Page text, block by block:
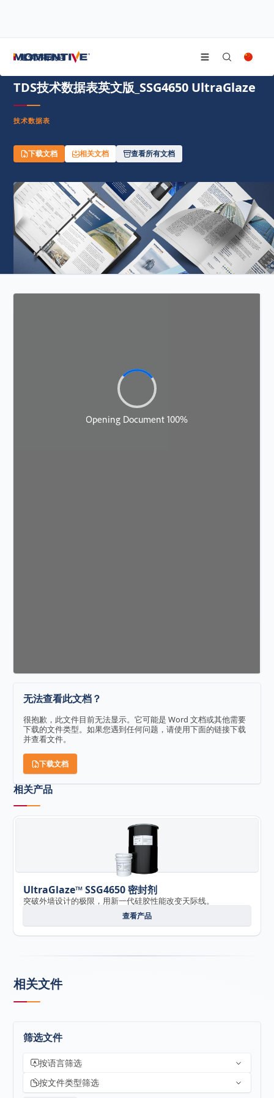
建筑用有机硅
文件中心
TDS技术数据表英文版_SSG4650 UltraGlaze
技术数据表
下载文档 相关文档 查看所有文档
无法查看此文档？
很抱歉，此文件目前无法显示。它可能是 Word 文档或其他需要
下载的文件类型。如果您遇到任何问题，请使用下面的链接下载
并查看文件。
下载文档
相关产品
UltraGlaze™ SSG4650 密封剂
突破外墙设计的极限，用新一代硅胶性能改变天际线。
查看产品
相关文件
筛选文件
按语言筛选
按文件类型筛选